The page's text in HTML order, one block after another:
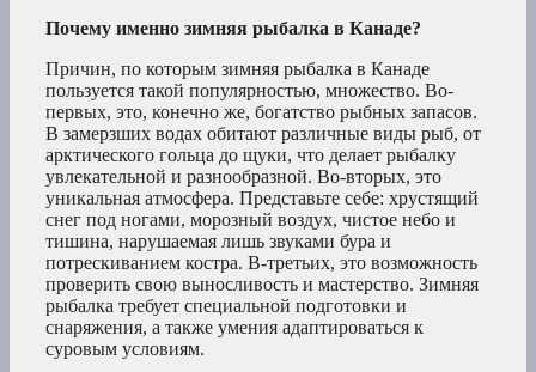
Почему именно зимняя рыбалка в Канаде?
Причин, по которым зимняя рыбалка в Канаде
пользуется такой популярностью, множество. Во-
первых, это, конечно же, богатство рыбных запасов.
В замерзших водах обитают различные виды рыб, от
арктического гольца до щуки, что делает рыбалку
увлекательной и разнообразной. Во-вторых, это
уникальная атмосфера. Представьте себе: хрустящий
снег под ногами, морозный воздух, чистое небо и
тишина, нарушаемая лишь звуками бура и
потрескиванием костра. В-третьих, это возможность
проверить свою выносливость и мастерство. Зимняя
рыбалка требует специальной подготовки и
снаряжения, а также умения адаптироваться к
суровым условиям.